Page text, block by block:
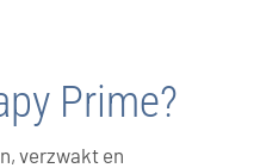
Prime?
verzwakt en